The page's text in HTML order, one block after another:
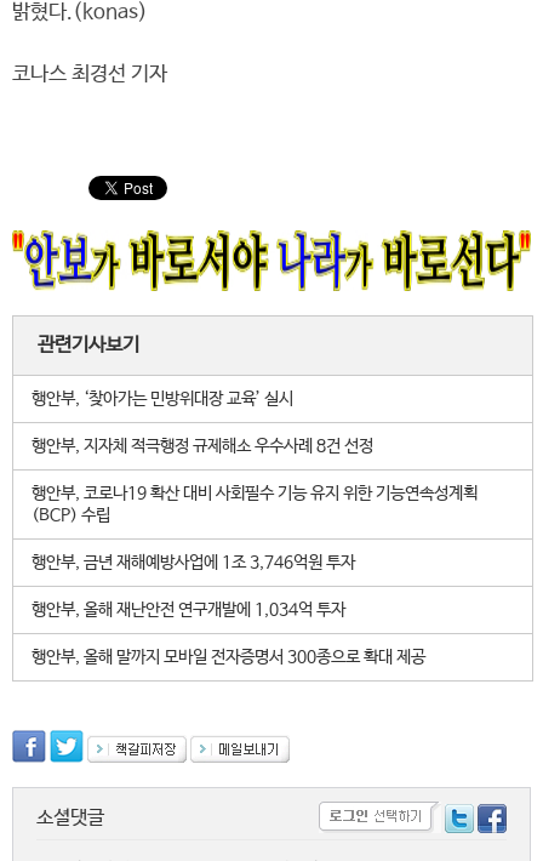
밝혔다.(konas)
코나스 최경선 기자
관련기사보기
행안부, ‘찾아가는 민방위대장 교육’ 실시
행안부, 지자체 적극행정 규제해소 우수사례 8건 선정
행안부, 코로나19 확산 대비 사회필수 기능 유지 위한 기능연속성계획
(BCP) 수립
행안부, 금년 재해예방사업에 1조 3,746억원 투자
행안부, 올해 재난안전 연구개발에 1,034억 투자
행안부, 올해 말까지 모바일 전자증명서 300종으로 확대 제공
소셜댓글